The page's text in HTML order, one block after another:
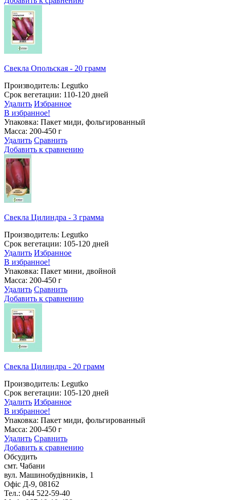
Свекла Опольская - 20 грамм
Производитель: Legutko
Срок вегетации: 110-120 дней
Удалить Избранное
В избранное!
Упаковка: Пакет миди, фольгированный
Масса: 200-450 г
Удалить Сравнить
Добавить к сравнению
Свекла Цилиндра - 3 грамма
Производитель: Legutko
Срок вегетации: 105-120 дней
Удалить Избранное
В избранное!
Упаковка: Пакет мини, двойной
Масса: 200-450 г
Удалить Сравнить
Добавить к сравнению
Свекла Цилиндра - 20 грамм
Производитель: Legutko
Срок вегетации: 105-120 дней
Удалить Избранное
В избранное!
Упаковка: Пакет миди, фольгированный
Масса: 200-450 г
Удалить Сравнить
Добавить к сравнению
Обсудить
смт. Чабани
вул. Машинобудівників, 1
Офіс Д-9, 08162
Тел.: 044 522-59-40